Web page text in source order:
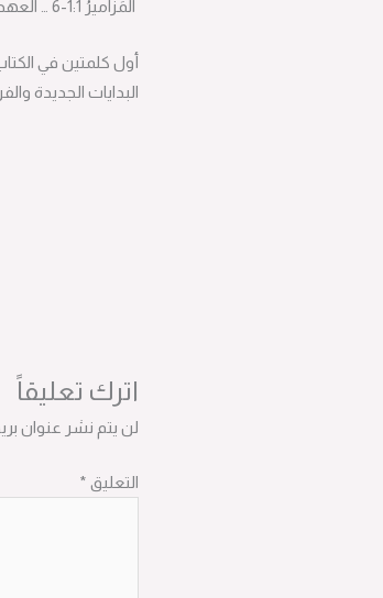
EMBED
المَزاميرُ 1:‏1-‏6 … العهد الجديد مَتَّى 1:‏1-‏25 … العهد القديم التَّكوينُ 1:‏1-‏2:‏17
البدايات الجديدة
اترك تعليقاً
لن يتم نشر عنوان
التعليق *